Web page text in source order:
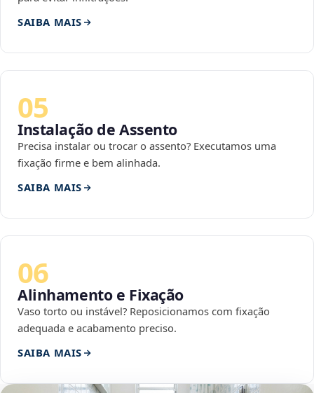
SAIBA MAIS
05
Instalação de Assento
Precisa instalar ou trocar o assento? Executamos uma
fixação firme e bem alinhada.
SAIBA MAIS
06
Alinhamento e Fixação
Vaso torto ou instável? Reposicionamos com fixação
adequada e acabamento preciso.
SAIBA MAIS